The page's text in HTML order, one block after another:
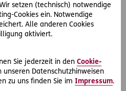
setzen (technisch) notwendige
Cookies ein. Notwendige
Alle anderen Cookies
aktiviert.
Sie jederzeit in den Cookie-
unseren Datenschutzhinweisen
zu uns finden Sie im Impressum.
bis hin zu
unter www.ergo-
und LinkedIn.